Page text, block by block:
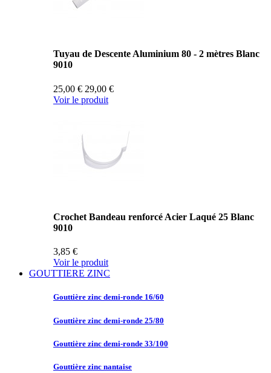
Tuyau de Descente Aluminium 80 - 2 mètres Blanc
9010
25,00 € 29,00 €
Voir le produit
Crochet Bandeau renforcé Acier Laqué 25 Blanc
9010
3,85 €
Voir le produit
GOUTTIERE ZINC
Gouttière zinc demi-ronde 16/60
Gouttière zinc demi-ronde 25/80
Gouttière zinc demi-ronde 33/100
Gouttière zinc nantaise